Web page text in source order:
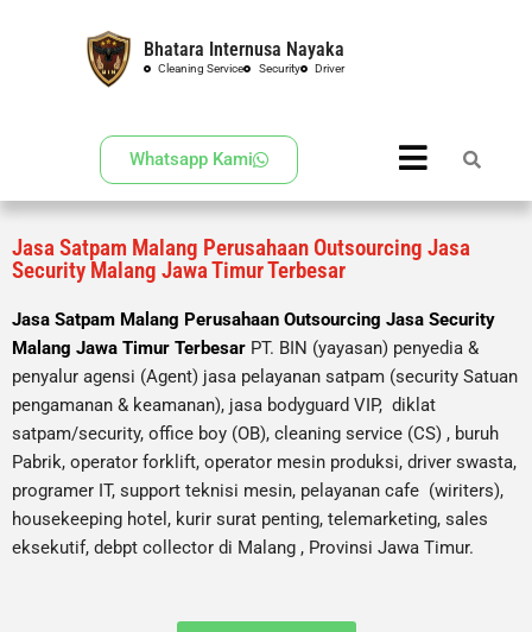
Bhatara Internusa Nayaka
Cleaning Service Security Driver
Whatsapp Kami
Jasa Satpam Malang Perusahaan Outsourcing Jasa
Security Malang Jawa Timur Terbesar
Jasa Satpam Malang Perusahaan Outsourcing Jasa Security
Malang Jawa Timur Terbesar PT. BIN (yayasan) penyedia &
penyalur agensi (Agent) jasa pelayanan satpam (security Satuan
pengamanan & keamanan), jasa bodyguard VIP, diklat
satpam/security, office boy (OB), cleaning service (CS) , buruh
Pabrik, operator forklift, operator mesin produksi, driver swasta,
programer IT, support teknisi mesin, pelayanan cafe (wiriters),
housekeeping hotel, kurir surat penting, telemarketing, sales
eksekutif, debpt collector di Malang , Provinsi Jawa Timur.